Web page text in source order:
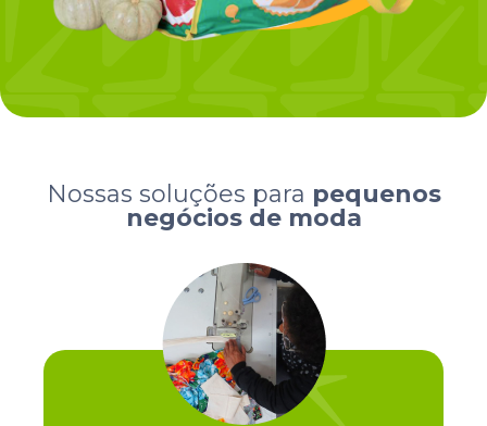
Nossas soluções para pequenos
negócios de moda